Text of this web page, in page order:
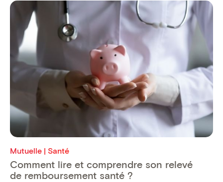
Mutuelle | Santé
Comment lire et comprendre son relevé
de remboursement santé ?